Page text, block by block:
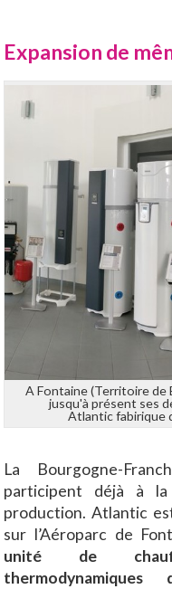
Expansion de
A Fontaine (Territoire de
jusqu'à présent ses
Atlantic fabirique
La Bourgogne-
participent déjà à
production. Atlantic
sur l’Aéroparc de
unité de